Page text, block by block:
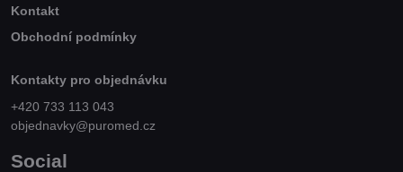
Kontakt
Obchodní podmínky
Kontakty pro objednávku
+420 733 113 043
objednavky@puromed.cz
Social